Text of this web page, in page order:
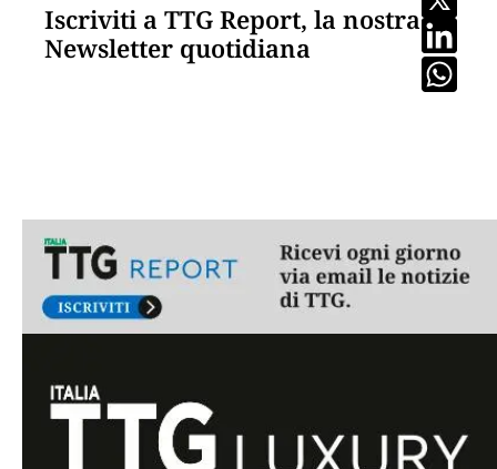
Iscriviti a TTG Report, la nostra
Newsletter quotidiana